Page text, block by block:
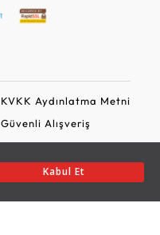
Kabul Et
KVKK Aydınlatma Metni
Güvenli Alışveriş